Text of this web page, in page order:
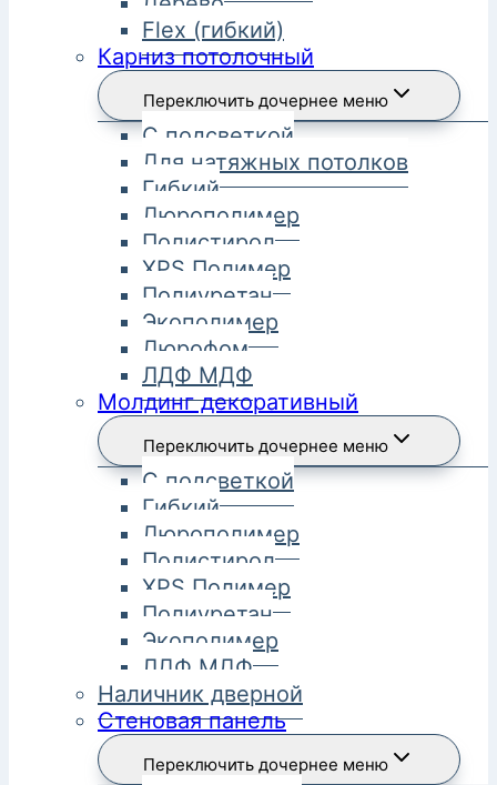
Flex (гибкий)
Карниз потолочный
Переключить дочернее меню
С подсветкой
Для натяжных потолков
Гибкий
Дюрополимер
Полистирол
XPS Полимер
Полиуретан
Экополимер
Дюрофом
ЛДФ МДФ
Молдинг декоративный
Переключить дочернее меню
С подсветкой
Гибкий
Дюрополимер
Полистирол
XPS Полимер
Полиуретан
Экополимер
ЛДФ МДФ
Наличник дверной
Стеновая панель
Переключить дочернее меню